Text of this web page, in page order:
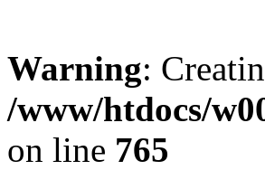
Warning:
/www/htdocs/
on line 765